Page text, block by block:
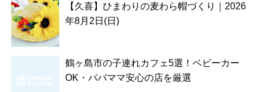
【久喜】ひまわりの麦わら帽づくり｜2026
年8月2日(日)
鶴ヶ島市の子連れカフェ5選！ベビーカー
OK・パパママ安心の店を厳選